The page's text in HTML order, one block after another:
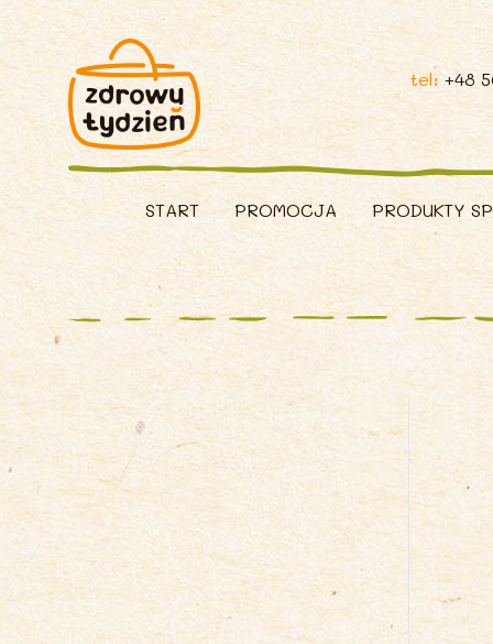
tel: +48
START PROMOCJA PRODUKTY